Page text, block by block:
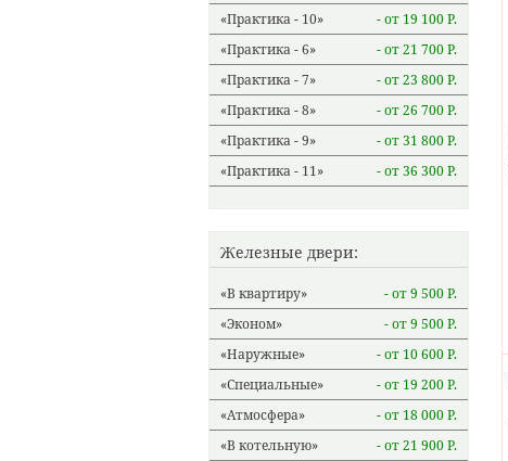
Практика - 10
- от 19 100 Р.
Практика - 6
- от 21 700 Р.
Практика - 7
- от 23 800 Р.
Практика - 8
- от 26 700 Р.
Практика - 9
- от 31 800 Р.
Практика - 11
- от 36 300 Р.
Железные двери:
В квартиру
- от 9 500 Р.
Эконом
- от 9 500 Р.
Наружные
- от 10 600 Р.
Специальные
- от 19 200 Р.
Атмосфера
- от 18 000 Р.
В котельную
- от 21 900 Р.